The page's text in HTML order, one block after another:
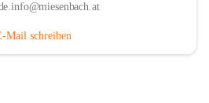
Mail schreiben